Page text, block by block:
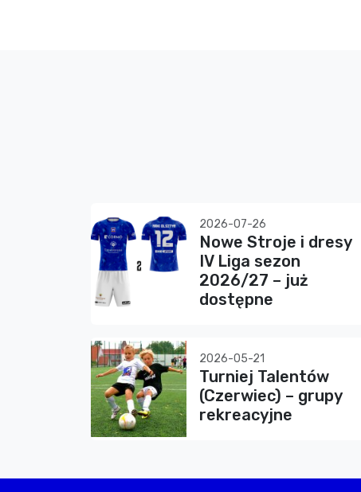
2026-07-26
Nowe Stroje i dresy
IV Liga sezon
2026/27 – już
dostępne
2026-05-21
Turniej Talentów
(Czerwiec) – grupy
rekreacyjne